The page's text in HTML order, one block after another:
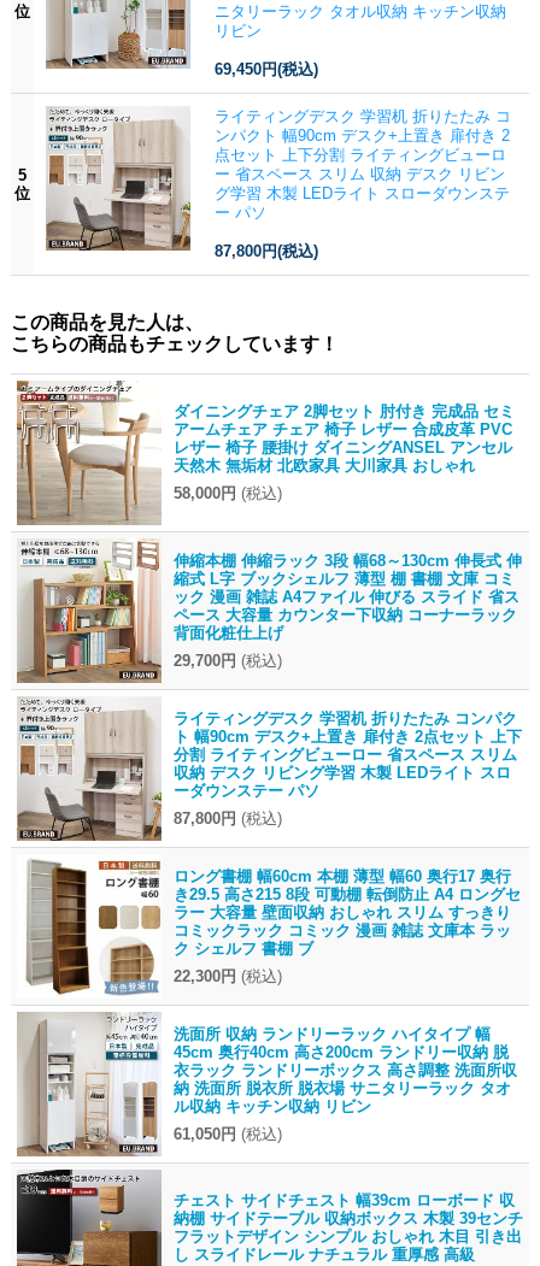
位
ニタリーラック タオル収納 キッチン収納
リビン
69,450円(税込)
5
位
ライティングデスク 学習机 折りたたみ コ
ンパクト 幅90cm デスク+上置き 扉付き 2
点セット 上下分割 ライティングビューロ
ー 省スペース スリム 収納 デスク リビン
グ学習 木製 LEDライト スローダウンステ
ー パソ
87,800円(税込)
この商品を見た人は、
こちらの商品もチェックしています！
ダイニングチェア 2脚セット 肘付き 完成品 セミ
アームチェア チェア 椅子 レザー 合成皮革 PVC
レザー 椅子 腰掛け ダイニングANSEL アンセル
天然木 無垢材 北欧家具 大川家具 おしゃれ
58,000円 (税込)
伸縮本棚 伸縮ラック 3段 幅68～130cm 伸長式 伸
縮式 L字 ブックシェルフ 薄型 棚 書棚 文庫 コミ
ック 漫画 雑誌 A4ファイル 伸びる スライド 省ス
ペース 大容量 カウンター下収納 コーナーラック
背面化粧仕上げ
29,700円 (税込)
ライティングデスク 学習机 折りたたみ コンパク
ト 幅90cm デスク+上置き 扉付き 2点セット 上下
分割 ライティングビューロー 省スペース スリム
収納 デスク リビング学習 木製 LEDライト スロ
ーダウンステー パソ
87,800円 (税込)
ロング書棚 幅60cm 本棚 薄型 幅60 奥行17 奥行
き29.5 高さ215 8段 可動棚 転倒防止 A4 ロングセ
ラー 大容量 壁面収納 おしゃれ スリム すっきり
コミックラック コミック 漫画 雑誌 文庫本 ラッ
ク シェルフ 書棚 ブ
22,300円 (税込)
洗面所 収納 ランドリーラック ハイタイプ 幅
45cm 奥行40cm 高さ200cm ランドリー収納 脱
衣ラック ランドリーボックス 高さ調整 洗面所収
納 洗面所 脱衣所 脱衣場 サニタリーラック タオ
ル収納 キッチン収納 リビン
61,050円 (税込)
チェスト サイドチェスト 幅39cm ローボード 収
納棚 サイドテーブル 収納ボックス 木製 39センチ
フラットデザイン シンプル おしゃれ 木目 引き出
し スライドレール ナチュラル 重厚感 高級